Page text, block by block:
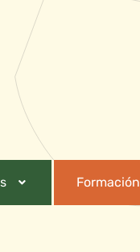
Formación